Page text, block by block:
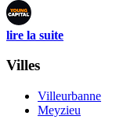
lire la suite
Villes
Villeurbanne
Meyzieu